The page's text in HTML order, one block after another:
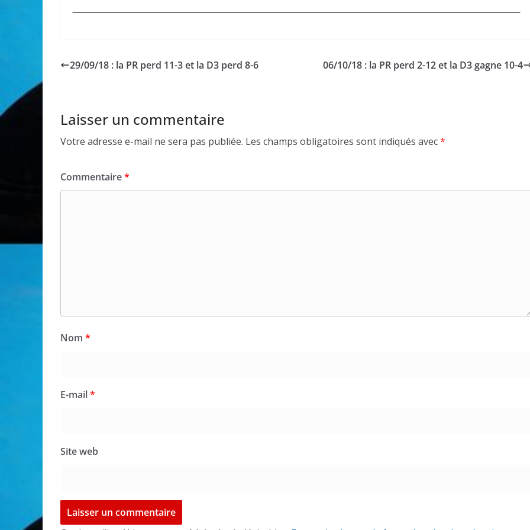
29/09/18 : la PR perd 11-3 et la D3 perd 8-6 06/10/18 : la PR perd 2-12 et la D3 gagne 10-4
Laisser un commentaire
Votre adresse e-mail ne sera pas publiée. Les champs obligatoires sont indiqués avec*
Commentaire*
Nom *
E-mail*
Site web